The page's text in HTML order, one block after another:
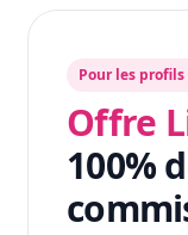
Pour les
Offre
100%